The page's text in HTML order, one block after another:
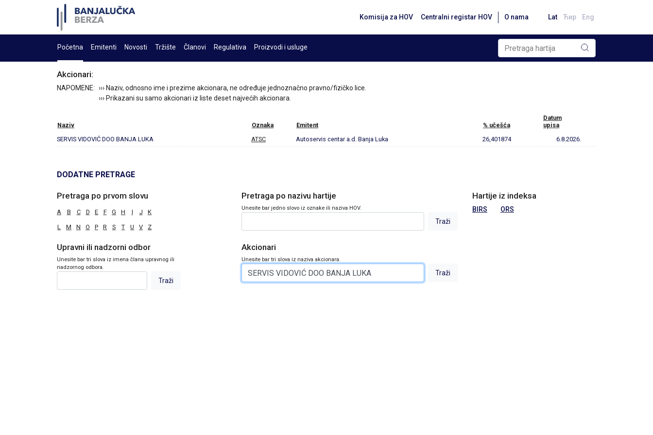
Komisija za HOV Centralni registar HOV O nama Lat Ћир Eng
Početna Emitenti Novosti Tržište Članovi Regulativa Proizvodi i usluge
Akcionari:
NAPOMENE: ››› Naziv, odnosno ime i prezime akcionara, ne određuje jednoznačno pravno/fizičko lice.
››› Prikazani su samo akcionari iz liste deset najvećih akcionara.
Naziv Oznaka Emitent % učešća
Datum
upisa
SERVIS VIDOVIĆ DOO BANJA LUKA
ATSC Autoservis centar a.d. Banja Luka 26,401874 6.8.2026.
DODATNE PRETRAGE
Pretraga po prvom slovu
A B C D E F G H I J K
L M N O P R S T U V Z
Pretraga po nazivu hartije
Unesite bar jedno slovo iz oznake ili naziva HOV.
Hartije iz indeksa
BIRS ORS
Upravni ili nadzorni odbor
Unesite bar tri slova iz imena člana upravnog ili
nadzornog odbora.
Akcionari
Unesite bar tri slova iz naziva akcionara.